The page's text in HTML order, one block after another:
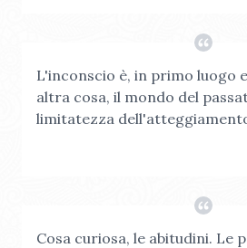
L'inconscio è, in primo luogo
altra cosa, il mondo del
limitatezza
Cosa curiosa, le abitudini. Le